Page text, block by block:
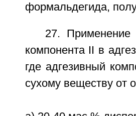
формальдегида,
27. Применение
компонента II в
где адгезивный
сухому веществу от